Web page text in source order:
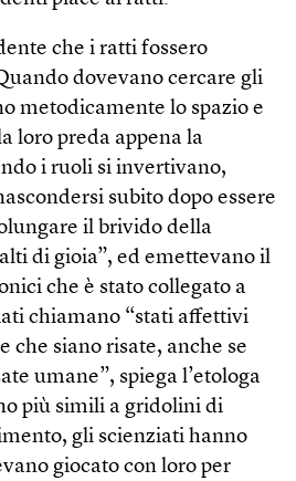
che i ratti fossero
dovevano cercare gli
metodicamente lo spazio e
loro preda appena la
i ruoli si invertivano,
subito dopo essere
il brivido della
di gioia”, ed emettevano il
che è stato collegato a
chiamano “stati affettivi
che siano risate, anche se
umane”, spiega l’etologa
più simili a gridolini di
gli scienziati hanno
giocato con loro per